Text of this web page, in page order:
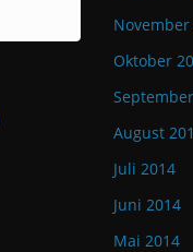
November
Oktober
August
Juli 2014
Juni 2014
Mai 2014